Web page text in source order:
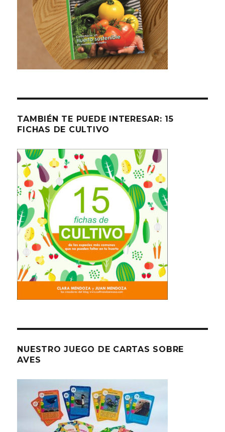
TAMBIÉN TE PUEDE INTERESAR: 15
FICHAS DE CULTIVO
NUESTRO JUEGO DE CARTAS SOBRE
AVES